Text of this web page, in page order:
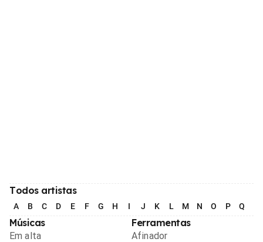
Todos artistas
A B C D E F G H I J K L M N O P Q
Músicas
Em alta
Ferramentas
Afinador